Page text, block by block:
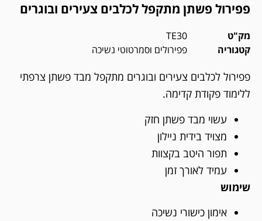
פפירול פשתן מתקפל לכלבים צעירים ובוגרים
מק"ט
TE30
קטגוריה
פפירולים וסמרטוטי נשיכה
פפירול לכלבים צעירים ובוגרים מתקפל מבד פשתן צרפתי
ללימוד פקודת קדימה.
עשוי מבד פשתן חזק
מצויד בידית ניילון
תפור היטב בקצוות
עמיד לאורך זמן
שימוש
אימון כישורי נשיכה